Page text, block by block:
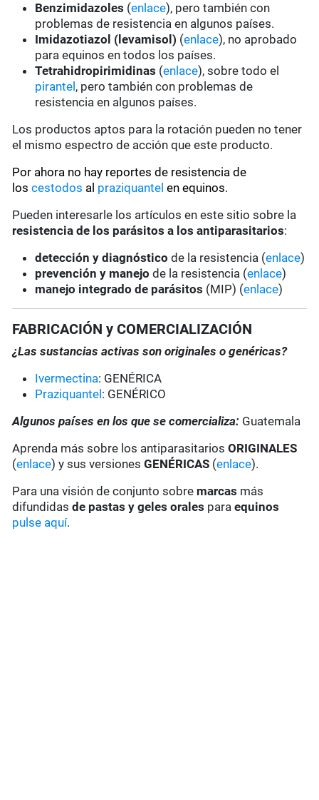
Benzimidazoles (enlace), pero también con
problemas de resistencia en algunos países.
Imidazotiazol (levamisol) (enlace), no aprobado
para equinos en todos los países.
Tetrahidropirimidinas (enlace), sobre todo el
pirantel , pero también con problemas de
resistencia en algunos países.
Los productos aptos para la rotación pueden no tener
el mismo espectro de acción que este producto.
Por ahora no hay reportes de resistencia de
loscestodos al praziquantel en equinos.
Pueden interesarle los artículos en este sitio sobre la
resistencia de los parásitos a los antiparasitarios:
detección y diagnóstico de la resistencia (enlace)
prevención y manejo de la resistencia (enlace)
manejo integrado de parásitos (MIP) (enlace)
FABRICACIÓN y COMERCIALIZACIÓN
¿Las sustancias activas son originales o genéricas?
Ivermectina: GENÉRICA
Praziquantel : GENÉRICO
Algunos países en los que se comercializa: Guatemala
Aprenda más sobre los antiparasitariosORIGINALES
(enlace) y sus versionesGENÉRICAS (enlace).
Para una visión de conjunto sobre marcas más
difundidas de pastas y geles orales paraequinos
pulse aquí.